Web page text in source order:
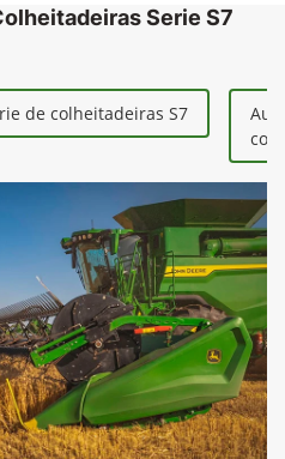
Serie S7
de colheitadeiras S7